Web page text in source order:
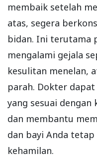
membaik setelah
atas, segera
bidan. Ini terutama
mengalami gejala
kesulitan menelan,
parah. Dokter
yang sesuai dengan
dan membantu
dan bayi Anda tetap
kehamilan.